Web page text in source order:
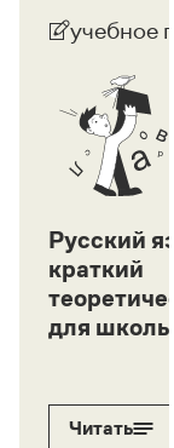
учебное
Русский
краткий
для
Читать